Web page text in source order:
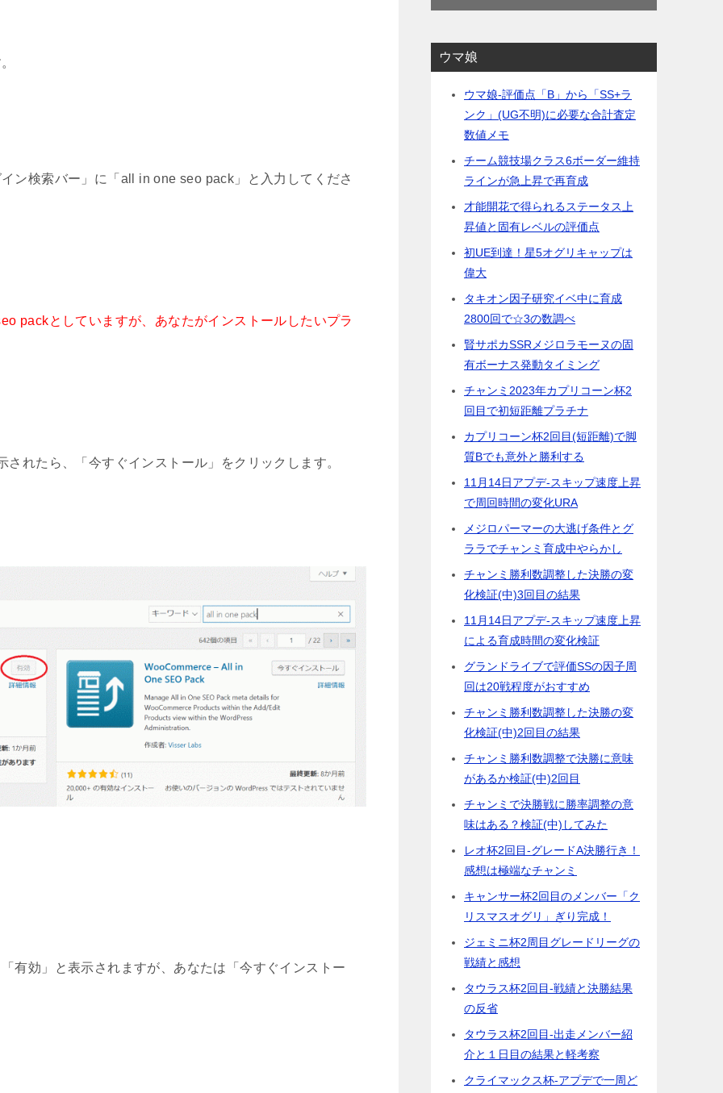
ン検索バー」に「all in one seo pack」と入力してくださ
packとしていますが、あなたがインストールしたいプラ
れたら、「今すぐインストール」をクリックします。
有効」と表示されますが、あなたは「今すぐインストー
ウマ娘
ウマ娘-評価点「B」から「SS+ラ
ンク」(UG不明)に必要な合計査定
数値メモ
チーム競技場クラス6ボーダー維持
ラインが急上昇で再育成
才能開花で得られるステータス上
昇値と固有レベルの評価点
初UE到達！星5オグリキャップは
偉大
タキオン因子研究イベ中に育成
2800回で☆3の数調べ
賢サポカSSRメジロラモーヌの固
有ボーナス発動タイミング
チャンミ2023年カプリコーン杯2
回目で初短距離プラチナ
カプリコーン杯2回目(短距離)で脚
質Bでも意外と勝利する
11月14日アプデ-スキップ速度上昇
で周回時間の変化URA
メジロパーマーの大逃げ条件とグ
ララでチャンミ育成中やらかし
チャンミ勝利数調整した決勝の変
化検証(中)3回目の結果
11月14日アプデ-スキップ速度上昇
による育成時間の変化検証
グランドライブで評価SSの因子周
回は20戦程度がおすすめ
チャンミ勝利数調整した決勝の変
化検証(中)2回目の結果
チャンミ勝利数調整で決勝に意味
があるか検証(中)2回目
チャンミで決勝戦に勝率調整の意
味はある？検証(中)してみた
レオ杯2回目-グレードA決勝行き！
感想は極端なチャンミ
キャンサー杯2回目のメンバー「ク
リスマスオグリ」ぎり完成！
ジェミニ杯2周目グレードリーグの
戦績と感想
タウラス杯2回目-戦績と決勝結果
の反省
タウラス杯2回目-出走メンバー紹
介と１日目の結果と軽考察
クライマックス杯-アプデで一周ど